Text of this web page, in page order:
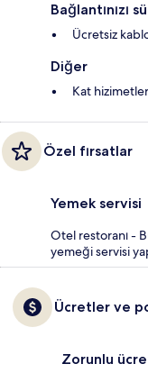
Bağlantınızı
Ücretsiz
Diğer
Kat
Özel fırsatlar
Yemek servisi
Otel restoranı -
yemeği servisi
Ücretler ve
Zorunlu